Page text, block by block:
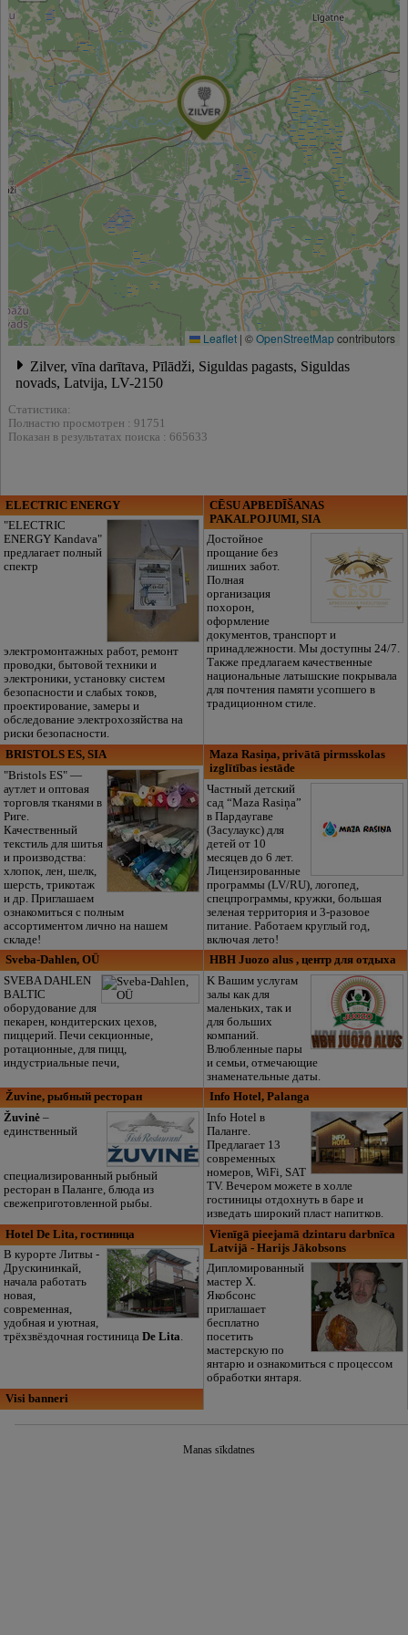
Leaflet | ©OpenStreetMapcontributors
Zilver, vīna darītava, Pīlādži, Siguldas pagasts, Siguldas
novads, Latvija, LV-2150
Статистика:
Полнастю просмотрен : 91751
Показан в результатах поиска : 665633
ELECTRIC ENERGY
"ELECTRIC
ENERGY Kandava"
предлагает полный
спектр
электромонтажных работ, ремонт
проводки, бытовой техники и
электроники, установку систем
безопасности и слабых токов,
проектирование, замеры и
обследование электрохозяйства на
риски безопасности.
CĒSU APBEDĪŠANAS
PAKALPOJUMI, SIA
Достойное
прощание без
лишних забот.
Полная
организация
похорон,
оформление
документов, транспорт и
принадлежности. Мы доступны 24/7.
Также предлагаем качественные
национальные латышские покрывала
для почтения памяти усопшего в
традиционном стиле.
BRISTOLS ES, SIA
"Bristols ES" —
аутлет и оптовая
торговля тканями в
Риге.
Качественный
текстиль для шитья
и производства:
хлопок, лен, шелк,
шерсть, трикотаж
и др. Приглашаем
ознакомиться с полным
ассортиментом лично на нашем
складе!
Maza Rasiņa, privātā pirmsskolas
izglītības iestāde
Частный детский
сад “Maza Rasiņa”
в Пардаугаве
(Засулаукс) для
детей от 10
месяцев до 6 лет.
Лицензированные
программы (LV/RU), логопед,
спецпрограммы, кружки, большая
зеленая территория и 3-разовое
питание. Работаем круглый год,
включая лето!
Sveba-Dahlen, OÜ
SVEBA DAHLEN
BALTIC
оборудование для
пекарен, кондитерских цехов,
пиццерий. Печи секционные,
ротационные, для пицц,
индустриальные печи,
HBH Juozo alus , центр для отдыха
K Вашим услугам
залы как для
маленьких, так и
для больших
компаний.
Влюбленные пары
и семьи, отмечающие
знаменательные даты.
Žuvine, рыбный ресторан
Žuvinė–
единственный
специализированный рыбный
ресторан в Паланге, блюда из
свежеприготовленной рыбы.
Info Hotel, Palanga
Info Hotel в
Паланге.
Предлагает 13
современных
номеров, WiFi, SAT
TV. Вечером можете в холле
гостиницы отдохнуть в баре и
изведать широкий пласт напитков.
Hotel De Lita, гостиница
B курортe Литвы -
Друскининкай,
начала работать
новая,
современная,
удобная и уютная,
трёхзвёздочная гостиница De Lita.
Vienīgā pieejamā dzintaru darbnīca
Latvijā - Harijs Jākobsons
Дипломированный
мастер Х.
Якобсонс
приглашает
бесплатно
посетить
мастерскую по
янтарю и ознакомиться с процессом
обработки янтаря.
Visi banneri
Manas sīkdatnes